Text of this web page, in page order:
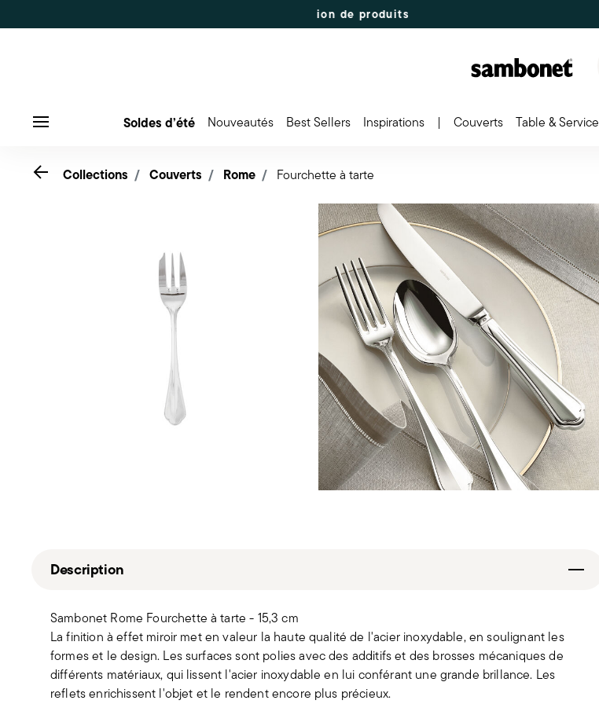
Jusqu'à 50% de réduction sur une sélection de produits
Soldes d’été Nouveautés Best Sellers Inspirations | Couverts Table & Service
Go back
Collections Couverts Rome Fourchette à tarte
Description
Sambonet Rome Fourchette à tarte - 15,3 cm
La finition à effet miroir met en valeur la haute qualité de l'acier inoxydable, en soulignant les
formes et le design. Les surfaces sont polies avec des additifs et des brosses mécaniques de
différents matériaux, qui lissent l'acier inoxydable en lui conférant une grande brillance. Les
reflets enrichissent l'objet et le rendent encore plus précieux.